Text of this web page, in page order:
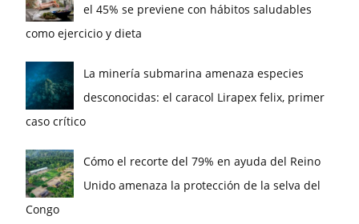
el 45% se previene con hábitos saludables
como ejercicio y dieta
La minería submarina amenaza especies
desconocidas: el caracol Lirapex felix, primer
caso crítico
Cómo el recorte del 79% en ayuda del Reino
Unido amenaza la protección de la selva del
Congo